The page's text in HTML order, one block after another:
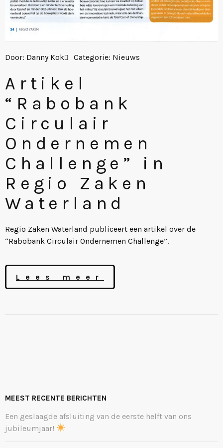
Door: Danny Kok Categorie: Nieuws
Artikel
“Rabobank
Circulair
Ondernemen
Challenge” in
Regio Zaken
Waterland
Regio Zaken Waterland publiceert een artikel over de
“Rabobank Circulair Ondernemen Challenge”.
Lees meer
MEEST RECENTE BERICHTEN
Een geslaagde afsluiting van de eerste helft van ons
jubileumjaar!